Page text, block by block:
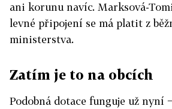
ani korunu navíc. Marksová-
levné připojení se má platit z
ministerstva.
Zatím je to na obcích
Podobná dotace funguje už nyní